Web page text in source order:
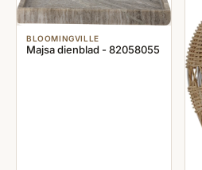
BLOOMINGVILLE
Majsa dienblad - 82058055